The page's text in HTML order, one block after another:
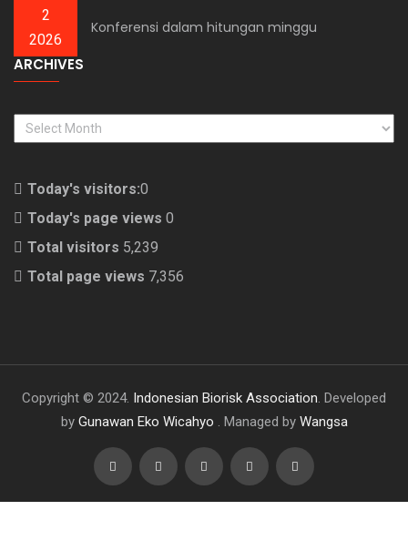
2
2026
Konferensi dalam hitungan minggu
ARCHIVES
ARCHIVES
Today's visitors:0
Today's page views 0
Total visitors 5,239
Total page views 7,356
Copyright © 2024. Indonesian Biorisk Association. Developed
by Gunawan Eko Wicahyo . Managed by Wangsa